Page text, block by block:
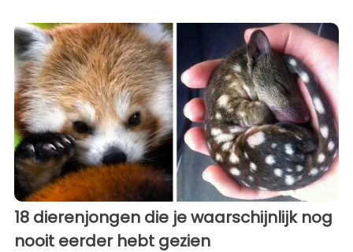
18 dierenjongen die je waarschijnlijk nog
nooit eerder hebt gezien